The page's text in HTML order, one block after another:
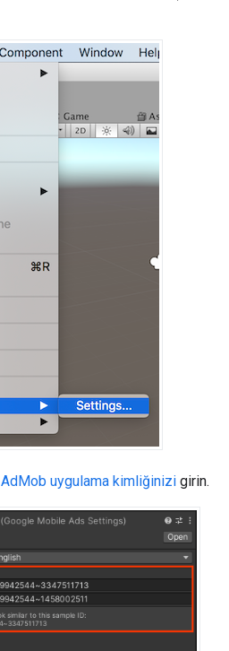
AdMob uygulama kimliğinizi girin.